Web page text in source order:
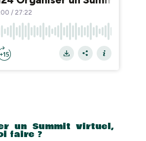
un Summit virtuel,
faire ?